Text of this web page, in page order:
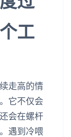
工
走高的情
它不仅会
会在螺杆
遇到冷喂